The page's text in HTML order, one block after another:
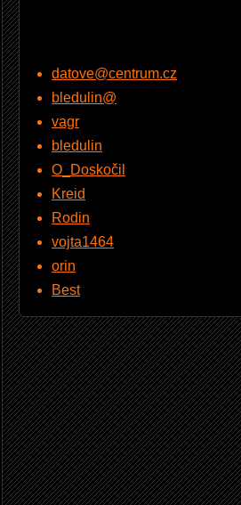
datove@centrum.cz
bledulin@
vagr
bledulin
O_Doskočil
Kreid
Rodin
vojta1464
orin
Best